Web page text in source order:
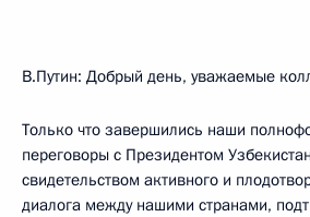
В.Путин: Добрый день, уважаемые
Только что завершились наши
переговоры с Президентом
свидетельством активного и
диалога между нашими странами,